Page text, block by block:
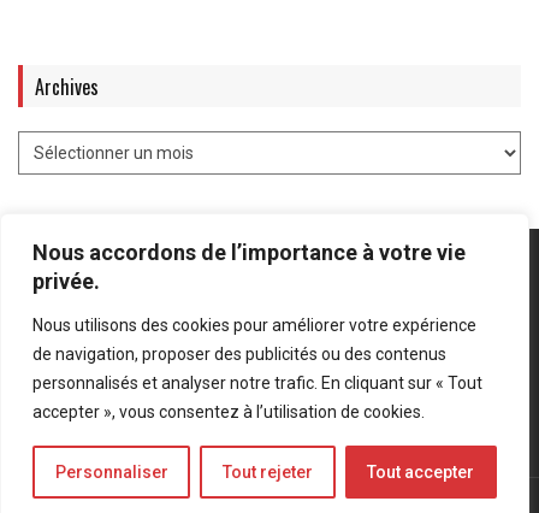
Nous accordons de l’importance à votre vie
privée.
Nous utilisons des cookies pour améliorer votre expérience
de navigation, proposer des publicités ou des contenus
personnalisés et analyser notre trafic. En cliquant sur « Tout
accepter », vous consentez à l’utilisation de cookies.
Personnaliser Tout rejeter Tout accepter
Archives
Mentions légales Politique de confidentialité
Bluesky
LinkedIn
Twitter
© Forces Operations Blog - 2022